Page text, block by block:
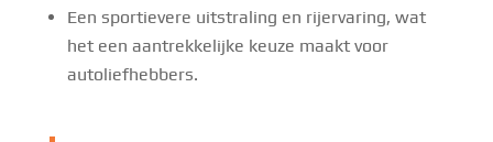
Een sportievere uitstraling en rijervaring, wat
het een aantrekkelijke keuze maakt voor
autoliefhebbers.